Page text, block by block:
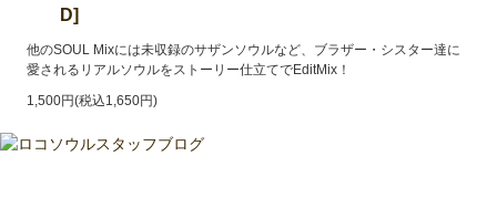
D]
他のSOUL Mixには未収録のサザンソウルなど、ブラザー・シスター達に
愛されるリアルソウルをストーリー仕立てでEditMix！
1,500円(税込1,650円)